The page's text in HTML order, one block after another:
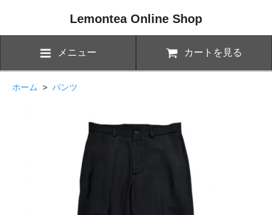
Lemontea Online Shop
メニュー カートを見る
ホーム > パンツ